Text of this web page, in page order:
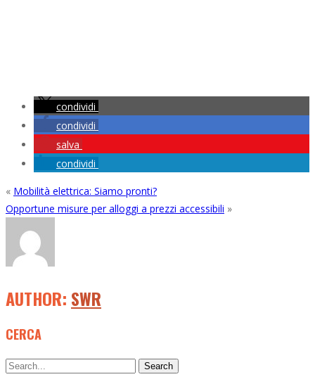
condividi
condividi
salva
condividi
« Mobilità elettrica: Siamo pronti?
Opportune misure per alloggi a prezzi accessibili »
AUTHOR: SWR
CERCA